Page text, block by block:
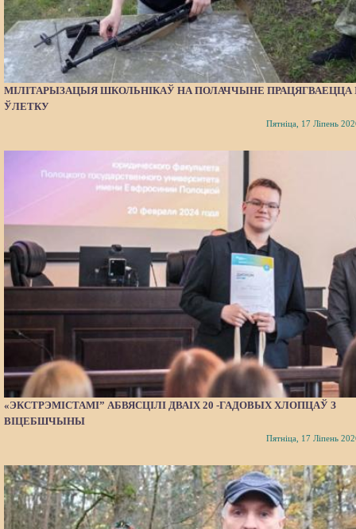
МІЛІТАРЫЗАЦЫЯ ШКОЛЬНІКАЎ НА ПОЛАЧЧЫНЕ ПРАЦЯГВАЕЦЦА
ЎЛЕТКУ
Пятніца, 17 Ліпень
«ЭКСТРЭМІСТАМІ” АБВЯСЦІЛІ ДВАІХ 20 -ГАДОВЫХ ХЛОПЦАЎ З
ВІЦЕБШЧЫНЫ
Пятніца, 17 Ліпень